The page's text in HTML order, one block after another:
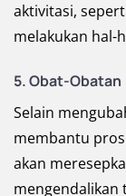
aktivitasi,
melakukan hal-
5. Obat-Obatan
Selain
membantu
akan
mengendalikan